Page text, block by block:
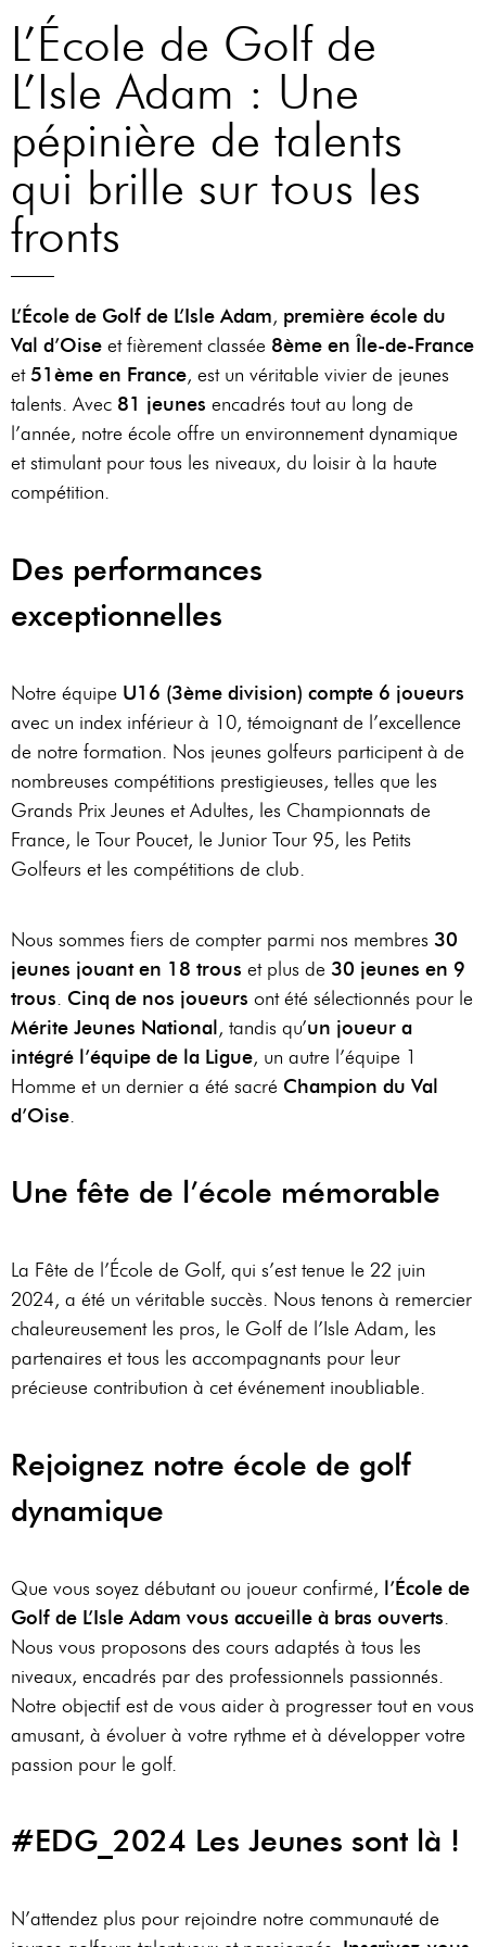
Notre hôtel
est une
Invitation à
la détente et
au lâcher
prise où tout
est réuni
pour des
instants
inoubliables.
RÉSERVER
un terrain
vallonné et
boisé, il
propose des
vues
panoramiques
sur la région
et permet aux
golfeurs de se
ressourcer à
la campagne.
VISITEURS
MEMBRES
une
cuisine
française,
mariant
les
saveurs
du terroir.
Le Piaf
Domaine des
Vanneaux"
vous propose
sa cuisine
bistronomique
RÉSERVER
RÉSERVER
AU
PIAF
L’École de Golf de
L’Isle Adam : Une
pépinière de talents
qui brille sur tous les
fronts
L’École de Golf de L’Isle Adam, première école du
Val d’Oise et fièrement classée 8ème en Île-de-France
et 51ème en France, est un véritable vivier de jeunes
talents. Avec 81 jeunes encadrés tout au long de
l’année, notre école offre un environnement dynamique
et stimulant pour tous les niveaux, du loisir à la haute
compétition.
Des performances
exceptionnelles
Notre équipe U16 (3ème division) compte 6 joueurs
avec un index inférieur à 10, témoignant de l’excellence
de notre formation. Nos jeunes golfeurs participent à de
nombreuses compétitions prestigieuses, telles que les
Grands Prix Jeunes et Adultes, les Championnats de
France, le Tour Poucet, le Junior Tour 95, les Petits
Golfeurs et les compétitions de club.
Nous sommes fiers de compter parmi nos membres 30
jeunes jouant en 18 trous et plus de 30 jeunes en 9
trous. Cinq de nos joueurs ont été sélectionnés pour le
Mérite Jeunes National, tandis qu’un joueur a
intégré l’équipe de la Ligue, un autre l’équipe 1
Homme et un dernier a été sacré Champion du Val
d’Oise.
Une fête de l’école mémorable
La Fête de l’École de Golf, qui s’est tenue le 22 juin
2024, a été un véritable succès. Nous tenons à remercier
chaleureusement les pros, le Golf de l’Isle Adam, les
partenaires et tous les accompagnants pour leur
précieuse contribution à cet événement inoubliable.
Rejoignez notre école de golf
dynamique
Que vous soyez débutant ou joueur confirmé, l’École de
Golf de L’Isle Adam vous accueille à bras ouverts.
Nous vous proposons des cours adaptés à tous les
niveaux, encadrés par des professionnels passionnés.
Notre objectif est de vous aider à progresser tout en vous
amusant, à évoluer à votre rythme et à développer votre
passion pour le golf.
#EDG_2024 Les Jeunes sont là !
N’attendez plus pour rejoindre notre communauté de